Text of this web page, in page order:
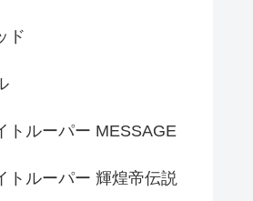
ド
トルーパー MESSAGE
トルーパー 輝煌帝伝説